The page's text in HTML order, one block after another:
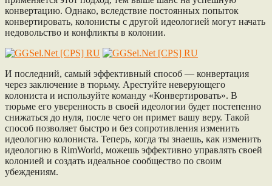
конвертацию. Однако, вследствие постоянных попыток
конвертировать, колонисты с другой идеологией могут начать
недовольство и конфликты в колонии.
И последний, самый эффективный способ — конвертация
через заключение в тюрьму. Арестуйте неверующего
колониста и используйте команду «Конвертировать». В
тюрьме его уверенность в своей идеологии будет постепенно
снижаться до нуля, после чего он примет вашу веру. Такой
способ позволяет быстро и без сопротивления изменить
идеологию колониста. Теперь, когда ты знаешь, как изменить
идеологию в RimWorld, можешь эффективно управлять своей
колонией и создать идеальное сообщество по своим
убеждениям.